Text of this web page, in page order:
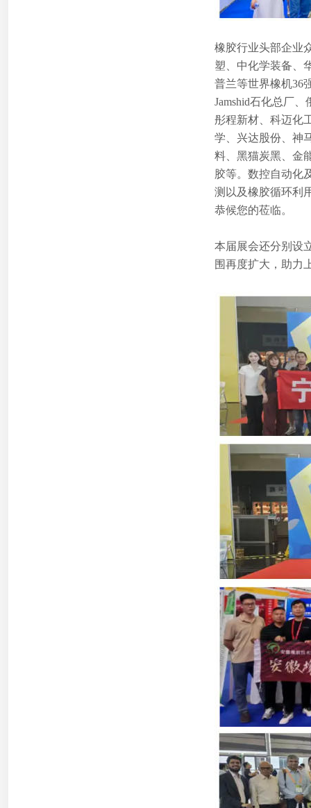
橡胶行业头部企业
塑、中化学装备、
普兰等世界橡机36
Jamshid石化总厂
彤程新材、科迈化
学、兴达股份、神
料、黑猫炭黑、金
胶等。数控自动化
测以及橡胶循环利
恭候您的莅临。
本届展会还分别设
围再度扩大，助力